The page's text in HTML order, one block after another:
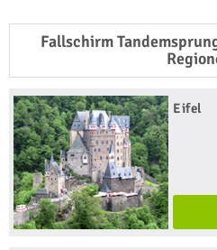
Fallschirm
Eifel